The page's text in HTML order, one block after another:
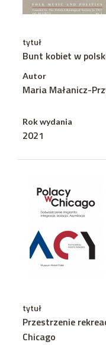
tytuł
Bunt kobiet w
Autor
Maria Małanicz-
Rok wydania
2021
tytuł
Przestrzenie
Chicago